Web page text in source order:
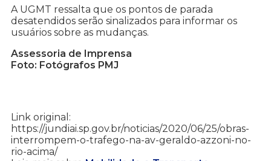
A UGMT ressalta que os pontos de parada
desatendidos serão sinalizados para informar os
usuários sobre as mudanças.
Assessoria de Imprensa
Foto: Fotógrafos PMJ
Link original:
https://jundiai.sp.gov.br/noticias/2020/06/25/obras-
interrompem-o-trafego-na-av-geraldo-azzoni-no-
rio-acima/